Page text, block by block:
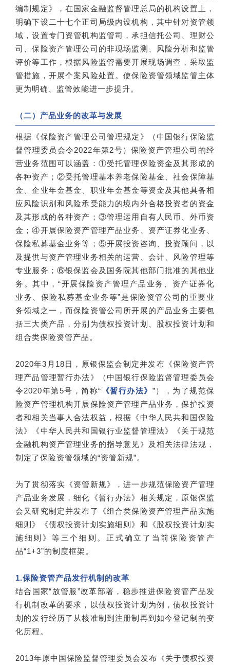
编制规定》，在国家金融监督管理总局的机构设置上，
明确下设二十七个正司局级内设机构，其中针对资管领
域，设置专门资管机构监管司，承担信托公司、理财公
司、保险资产管理公司的非现场监测、风险分析和监管
评价等工作，根据风险监管需要开展现场调查，采取监
管措施，开展个案风险处置。使保险资管领域监管主体
更为明确、监管效能进一步提升。
（二）产品业务的改革与发展
根据《保险资产管理公司管理规定》（中国银行保险监
督管理委员会令2022年第2号）保险资产管理公司的经
营业务范围可以涵盖：①受托管理保险资金及其形成的
各种资产；②受托管理基本养老保险基金、社会保障基
金、企业年金基金、职业年金基金等资金及其他具备相
应风险识别和风险承受能力的境内外合格投资者的资金
及其形成的各种资产；③管理运用自有人民币、外币资
金；④开展保险资产管理产品业务、资产证券化业务、
保险私募基金业务等；⑤开展投资咨询、投资顾问，以
及提供与资产管理业务相关的运营、会计、风险管理等
专业服务；⑥银保监会及国务院其他部门批准的其他业
务。其中，“开展保险资产管理产品业务、资产证券化
业务、保险私募基金业务等”是保险资管公司的重要业
务领域之一，而保险资管公司所开展的产品业务主要包
括三大类产品，分别为债权投资计划、股权投资计划和
组合类保险资管产品。
2020年3月18日，原银保监会制定并发布《保险资产管
理产品管理暂行办法》（中国银行保险监督管理委员会
令2020年第5号，简称“ 《暂行办法》 ”），为了规范保
险资产管理机构开展保险资产管理产品业务，保护投资
者和相关当事人合法权益，根据《中华人民共和国保险
法》《中华人民共和国银行业监督管理法》《关于规范
金融机构资产管理业务的指导意见》及相关法律法规，
制定了保险资管领域的“资管新规”。
为了贯彻落实《资管新规》，进一步规范保险资产管理
产品业务发展，细化《暂行办法》相关规定，原银保监
会又研究制定并发布了《组合类保险资产管理产品实施
细则》《债权投资计划实施细则》和《股权投资计划实
施细则》等三个细则。正式确立了当前保险资管产
品“1+3”的制度框架。
1.保险资管产品发行机制的改革
结合国家“放管服”改革部署，稳步推进保险资管产品发
行机制改革的要求，以债权投资计划为例，债权投资计
划的发行经历了从核准制到注册制再到如今登记制的变
化历程。
2013年原中国保险监督管理委员会发布《关于债权投资